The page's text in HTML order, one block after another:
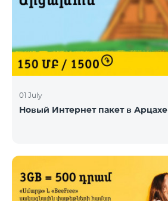
01 July
Новый Интернет пакет в Арцахе